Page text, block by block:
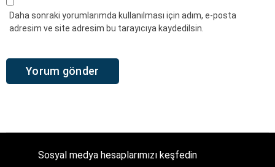
Daha sonraki yorumlarımda kullanılması için adım, e-posta
adresim ve site adresim bu tarayıcıya kaydedilsin.
Sosyal medya hesaplarımızı keşfedin